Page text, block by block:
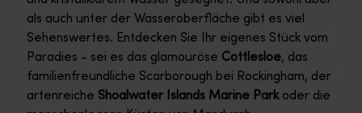
als auch unter der Wasseroberfläche gibt es viel
Sehenswertes. Entdecken Sie Ihr eigenes Stück vom
Paradies - sei es das glamouröse Cottlesloe, das
familienfreundliche Scarborough bei Rockingham, der
artenreiche Shoalwater Islands Marine Parkoder die